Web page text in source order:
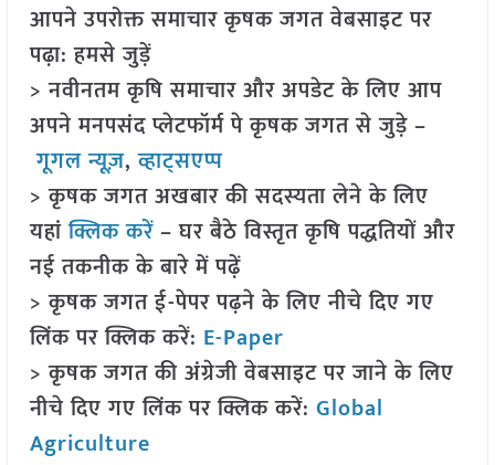
आपने उपरोक्त समाचार कृषक जगत वेबसाइट पर
पढ़ा: हमसे जुड़ें
> नवीनतम कृषि समाचार और अपडेट के लिए आप
अपने मनपसंद प्लेटफॉर्म पे कृषक जगत से जुड़े –
गूगल न्यूज़,व्हाट्सएप्प
> कृषक जगत अखबार की सदस्यता लेने के लिए
यहांक्लिक करें– घर बैठे विस्तृत कृषि पद्धतियों और
नई तकनीक के बारे में पढ़ें
> कृषक जगत ई-पेपर पढ़ने के लिए नीचे दिए गए
लिंक पर क्लिक करें: E-Paper
> कृषक जगत की अंग्रेजी वेबसाइट पर जाने के लिए
नीचे दिए गए लिंक पर क्लिक करें: Global
Agriculture